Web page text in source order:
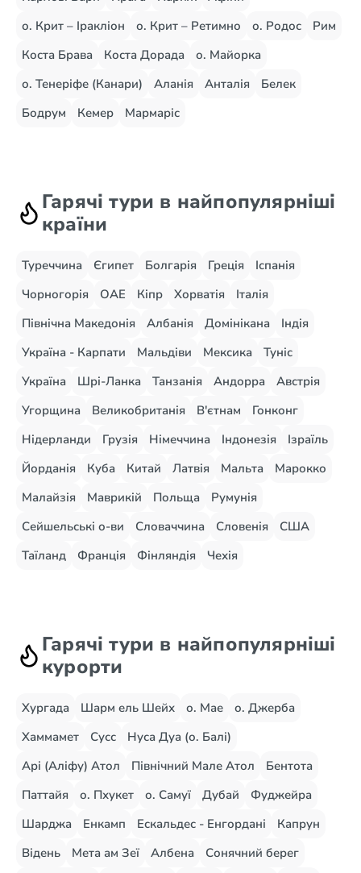
о. Крит – Іракліон
о. Крит – Ретимно о. Родос
Рим
Коста Брава
Коста Дорада
о. Майорка
о. Тенеріфе (Канари)
Аланія Анталія
Белек
Бодрум
Кемер Мармаріс
Гарячі тури в найпопулярніші
країни
Туреччина Єгипет Болгарія Греція
Іспанія
Чорногорія
ОАЕ Кіпр Хорватія
Італія
Північна Македонія
Албанія Домінікана
Індія
Україна - Карпати
Мальдіви Мексика
Туніс
Україна
Шрі-Ланка Танзанія Андорра
Австрія
Угорщина
Великобританія В'єтнам
Гонконг
Нідерланди
Грузія Німеччина Індонезія
Ізраїль
Йорданія
Куба Китай Латвія Мальта
Марокко
Малайзія
Маврикій Польща
Румунія
Сейшельські о-ви
Словаччина Словенія
США
Таїланд
Франція Фінляндія Чехія
Гарячі тури в найпопулярніші
курорти
Хургада Шарм ель Шейх о. Мае
о. Джерба
Хаммамет
Сусс
Нуса Дуа (о. Балі)
Арі (Аліфу) Атол
Північний Мале Атол
Бентота
Паттайя
о. Пхукет о. Самуї Дубай
Фуджейра
Шарджа
Енкамп Ескальдес - Енгордані
Капрун
Відень
Мета ам Зеї Албена
Сонячний берег